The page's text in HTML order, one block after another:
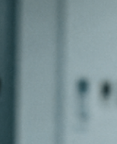
押さえ」と「業者問い合わ
き。 （会場のネット環境
「予備機材・バックアップ
かを確認する。 2026年の
中、ハイブリッド配信の需
優秀な業者は早期に埋まり
にちは、ハイブリッド配信
ープンNEO です。 2026年
オフや春の学術集会、そし
たご相談が増えてまいりま